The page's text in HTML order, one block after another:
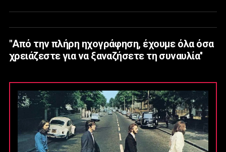
"Από την πλήρη ηχογράφηση, έχουμε όλα όσα
χρειάζεστε για να ξαναζήσετε τη συναυλία''